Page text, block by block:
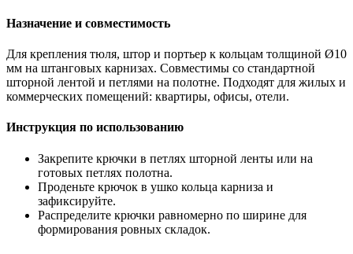
Назначение и совместимость
Для крепления тюля, штор и портьер к кольцам толщиной Ø10
мм на штанговых карнизах. Совместимы со стандартной
шторной лентой и петлями на полотне. Подходят для жилых и
коммерческих помещений: квартиры, офисы, отели.
Инструкция по использованию
Закрепите крючки в петлях шторной ленты или на
готовых петлях полотна.
Проденьте крючок в ушко кольца карниза и
зафиксируйте.
Распределите крючки равномерно по ширине для
формирования ровных складок.